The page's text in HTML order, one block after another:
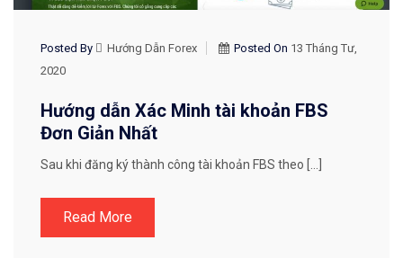
Posted By Hướng Dẫn Forex Posted On 13 Tháng Tư,
2020
Hướng dẫn Xác Minh tài khoản FBS
Đơn Giản Nhất
Sau khi đăng ký thành công tài khoản FBS theo […]
Read More